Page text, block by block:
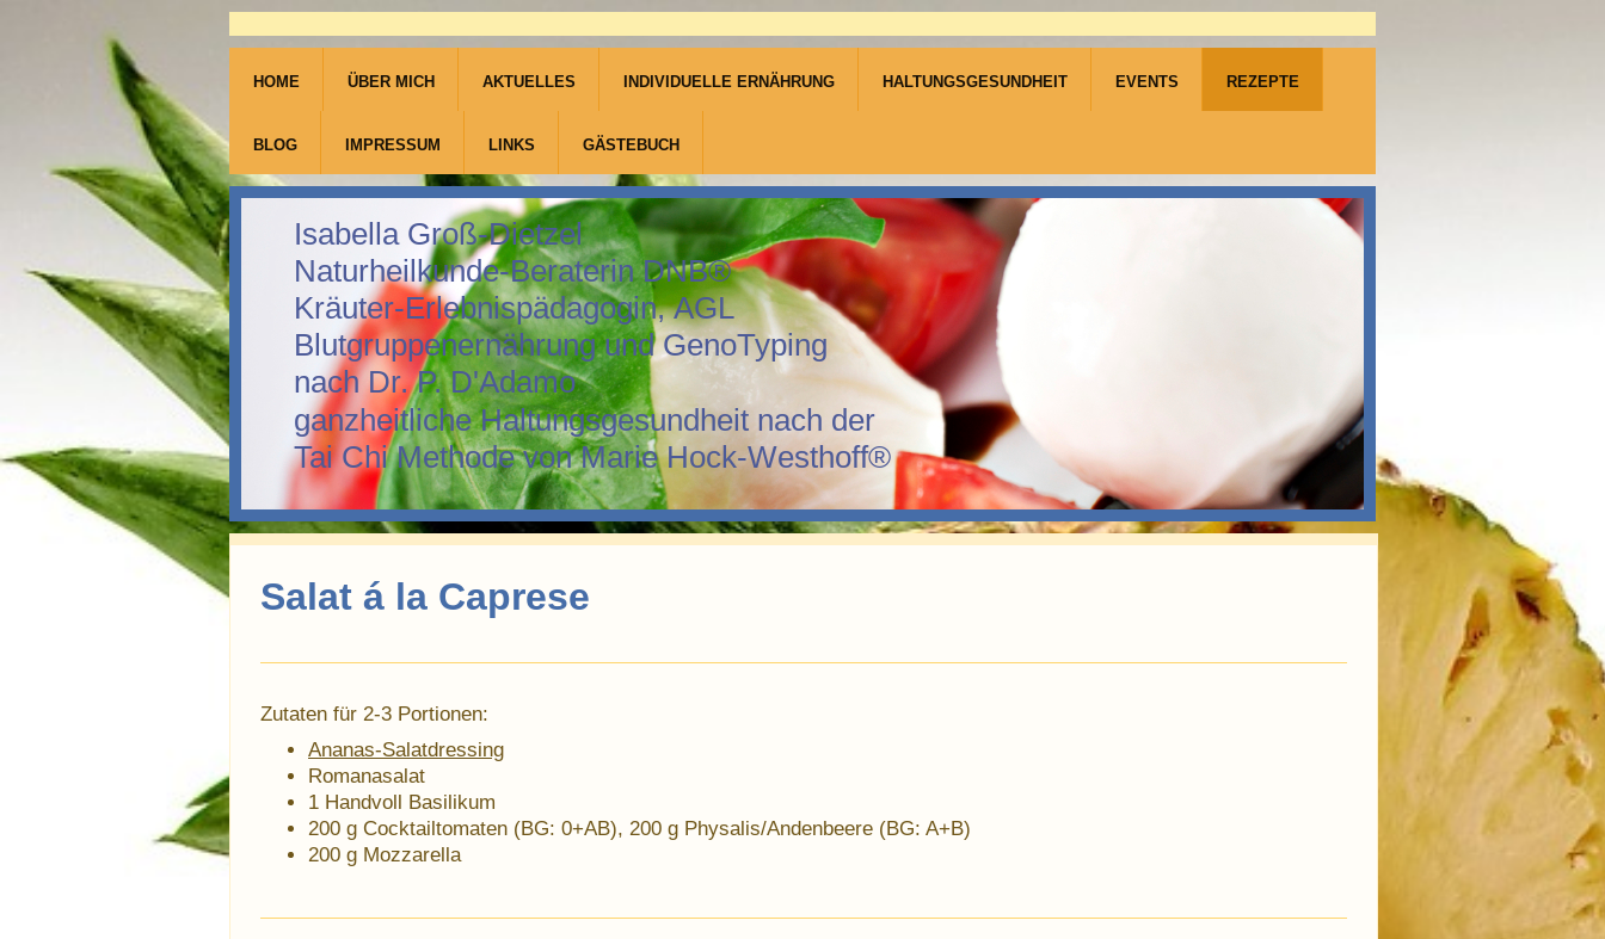
HOME ÜBER MICH AKTUELLES INDIVIDUELLE ERNÄHRUNG HALTUNGSGESUNDHEIT EVENTS REZEPTE
BLOG IMPRESSUM LINKS GÄSTEBUCH
Isabella Groß-Dietzel
Naturheilkunde-Beraterin DNB®
Kräuter-Erlebnispädagogin, AGL
Blutgruppenernährung und GenoTyping
nach Dr. P. D'Adamo
ganzheitliche Haltungsgesundheit nach der
Tai Chi Methode von Marie Hock-Westhoff®
Salat á la Caprese
Zutaten für 2-3 Portionen:
Ananas-Salatdressing
Romanasalat
1 Handvoll Basilikum
200 g Cocktailtomaten (BG: 0+AB), 200 g Physalis/Andenbeere (BG: A+B)
200 g Mozzarella